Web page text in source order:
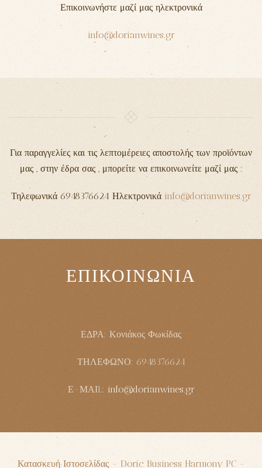
Επικοινωνήστε μαζί μας ηλεκτρονικά
info@dorianwines.gr
Για παραγγελίες και τις λεπτομέρειες αποστολής των προϊόντων
μας , στην έδρα σας , μπορείτε να επικοινωνείτε μαζί μας :
Τηλεφωνικά 6948376624 Ηλεκτρονικά info@dorianwines.gr
ΕΠΙΚΟΙΝΩΝΙΑ
ΕΔΡΑ: Κονιάκος Φωκίδας
ΤΗΛΕΦΩΝΟ: 6948376624
Ε-ΜΑΙL: info@dorianwines.gr
Κατασκευή Ιστοσελίδας - Doric Business Harmony PC -